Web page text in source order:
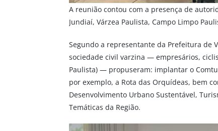
A reunião contou com a presença de
Jundiaí, Várzea Paulista, Campo Limpo
Segundo a representante da Prefeitura de
sociedade civil varzina — empresários,
Paulista) — propuseram: implantar o
por exemplo, a Rota das Orquídeas, bem
Desenvolvimento Urbano Sustentável,
Temáticas da Região.